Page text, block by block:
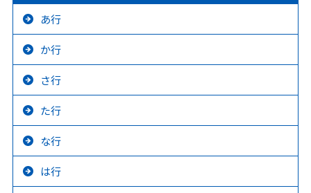
あ行
か行
さ行
た行
な行
は行